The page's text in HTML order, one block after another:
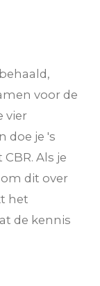
voor de
vier
doe je 's
Als je
dit over
het
de kennis